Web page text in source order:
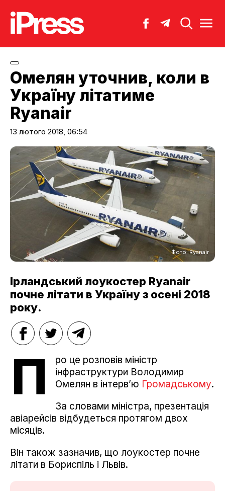
Омелян уточнив, коли в
Україну літатиме
Ryanair
13 лютого 2018, 06:54
Фото: Ryanair
Ірландський лоукостер Ryanair
почне літати в Україну з осені 2018
року.
П
ро це розповів міністр
інфраструктури Володимир
Омелян в інтерв’ю Громадському.
За словами міністра, презентація
авіарейсів відбудеться протягом двох
місяців.
Він також зазначив, що лоукостер почне
літати в Бориспіль і Львів.